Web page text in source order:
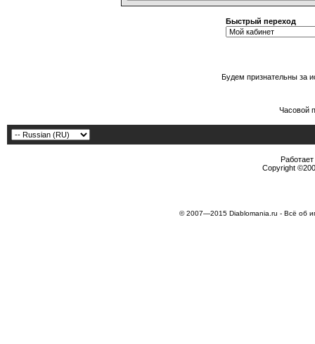
Быстрый переход
Будем признательны за
Часовой
Copyright
© 2007—2015 Diablomania.ru - Всё об